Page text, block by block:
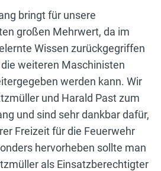
bringt für unsere
großen Mehrwert, da im
Wissen zurückgegriffen
weiteren Maschinisten
werden kann. Wir
und Harald Past zum
und sind sehr dankbar dafür,
Freizeit für die Feuerwehr
hervorheben sollte man
als Einsatzberechtigter